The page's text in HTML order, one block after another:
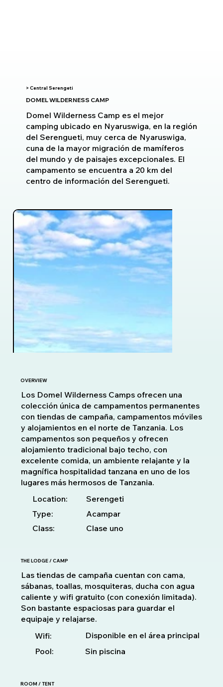
> Central Serengeti
DOMEL WILDERNESS CAMP
Domel Wilderness Camp es el mejor
camping ubicado en Nyaruswiga, en la región
del Serengueti, muy cerca de Nyaruswiga,
cuna de la mayor migración de mamíferos
del mundo y de paisajes excepcionales. El
campamento se encuentra a 20 km del
centro de información del Serengueti.
OVERVIEW
Los Domel Wilderness Camps ofrecen una
colección única de campamentos permanentes
con tiendas de campaña, campamentos móviles
y alojamientos en el norte de Tanzania. Los
campamentos son pequeños y ofrecen
alojamiento tradicional bajo techo, con
excelente comida, un ambiente relajante y la
magnífica hospitalidad tanzana en uno de los
lugares más hermosos de Tanzania.
Location:
Serengeti
Type:
Acampar
Class:
Clase uno
THE LODGE / CAMP
Las tiendas de campaña cuentan con cama,
sábanas, toallas, mosquiteras, ducha con agua
caliente y wifi gratuito (con conexión limitada).
Son bastante espaciosas para guardar el
equipaje y relajarse.
Wifi:
Disponible en el área principal
Pool:
Sin piscina
ROOM / TENT